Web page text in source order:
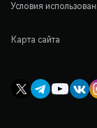
Условия
Карта сайта